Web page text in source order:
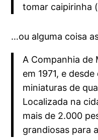
tomar caipirinha
…ou alguma coisa
A Companhia de
em 1971, e
miniaturas de
Localizada na
mais de 2.000
grandiosas para